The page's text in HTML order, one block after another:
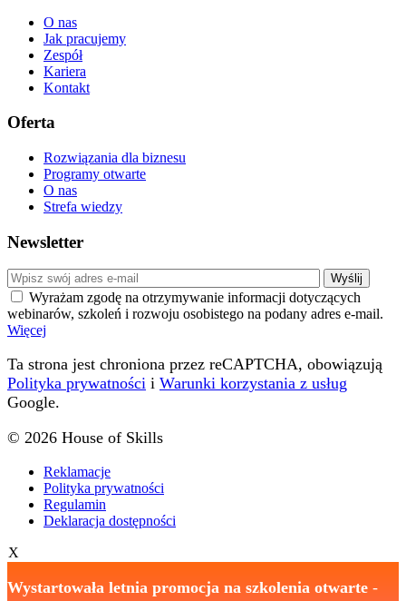
O nas
Jak pracujemy
Zespół
Kariera
Kontakt
Oferta
Rozwiązania dla biznesu
Programy otwarte
O nas
Strefa wiedzy
Newsletter
Wyrażam zgodę na otrzymywanie informacji dotyczących
webinarów, szkoleń i rozwoju osobistego na podany adres e-mail.
Więcej
Ta strona jest chroniona przez reCAPTCHA, obowiązują
Polityka prywatności i Warunki korzystania z usług
Google.
© 2026 House of Skills
Reklamacje
Polityka prywatności
Regulamin
Deklaracja dostępności
X
Wystartowała letnia promocja na szkolenia otwarte -